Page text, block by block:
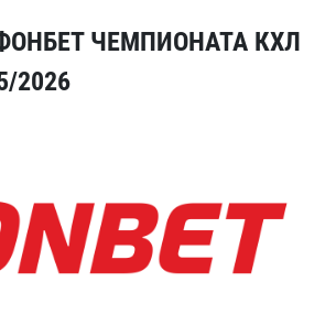
ЧЕМПИОНАТА КХЛ
2026